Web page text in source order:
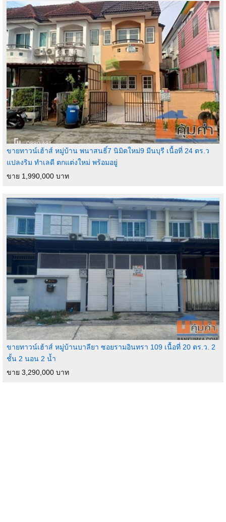
ขายทาวน์เฮ้าส์ หมู่บ้าน พนาสนธิ์7 นิมิตใหม่9 มีนบุรี เนื้อที่ 24 ตร.ว
แปลงริม ทำเลดี ตกแต่งใหม่ พร้อมอยู่
ขาย 1,990,000 บาท
ขายทาวน์เฮ้าส์ หมู่บ้านบาลียา ซอยรามอินทรา 109 เนื้อที่ 20 ตร.ว. 2
ชั้น 2 นอน 2 น้ำ
ขาย 3,290,000 บาท